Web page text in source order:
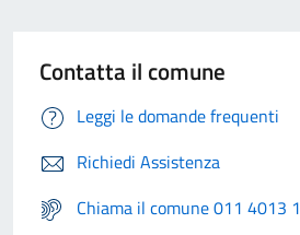
Contatta il comune
Leggi le domande frequenti
Richiedi Assistenza
Chiama il comune 011 4013 1